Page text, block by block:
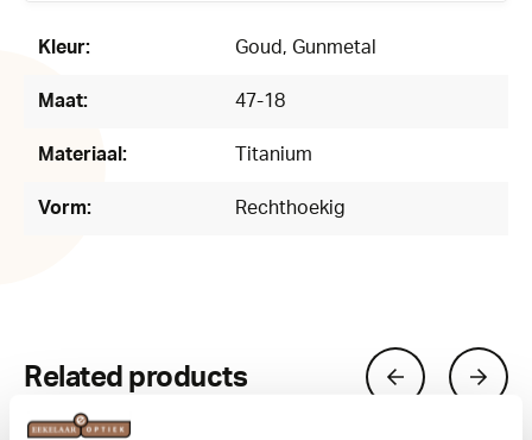
Kleur:
Goud, Gunmetal
Maat: 47-18
Materiaal: Titanium
Vorm: Rechthoekig
Related products